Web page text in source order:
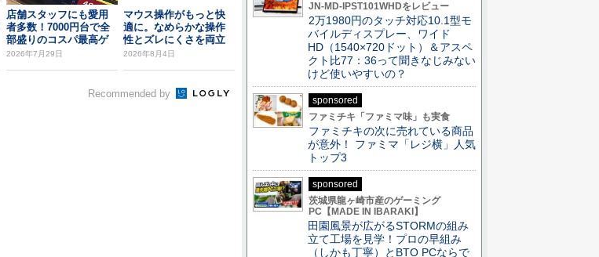
店舗スタッフにも愛用
者多数！7000円台で全
部盛りのコスパ最高ゲ
ームパッドがコレ...
2026年7月29日
マウス操作がもっと快
適に。なめらかな操作
性とズレにくさを両立
したHIDISCマウ...
2026年8月4日
Recommended by
JN-MD-IPST101WHDをレビュー
2万1980円のタッチ対応10.1型モ
バイルディスプレー、ワイド
HD（1540×720ドット）＆アスペ
クト比77：36って聞きなじみない
けど使いやすいの？
sponsored
ファミチキ「ファミマ味」も実食
ファミチキの次に売れている商品
が意外！ ファミマ「レジ横」人気
トップ3
sponsored
茨城県龍ヶ崎市産のゲーミング
PC【MADE IN IBARAKI】
田園風景が広がるSTORMの組み
立て工場を見学！プロの早組み
（しかも丁寧）とBTO PCならで